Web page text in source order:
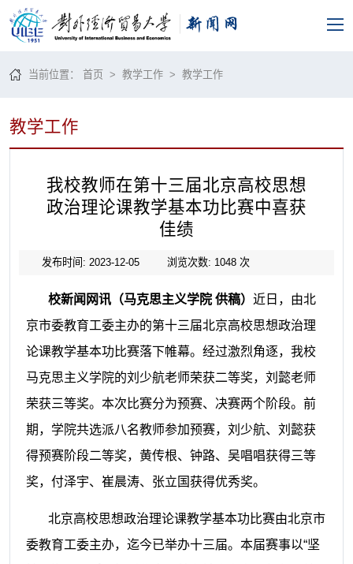
当前位置：首页 >教学工作 >教学工作
教学工作
我校教师在第十三届北京高校思想
政治理论课教学基本功比赛中喜获
佳绩
发布时间: 2023-12-05 浏览次数: 1048次
校新闻网讯（马克思主义学院 供稿） 近日，由北
京市委教育工委主办的第十三届北京高校思想政治理
论课教学基本功比赛落下帷幕。经过激烈角逐，我校
马克思主义学院的刘少航老师荣获二等奖，刘懿老师
荣获三等奖。本次比赛分为预赛、决赛两个阶段。前
期，学院共选派八名教师参加预赛，刘少航、刘懿获
得预赛阶段二等奖，黄传根、钟路、吴唱唱获得三等
奖，付泽宇、崔晨涛、张立国获得优秀奖。
北京高校思想政治理论课教学基本功比赛由北京市
委教育工委主办，迄今已举办十三届。 本届赛事以“坚